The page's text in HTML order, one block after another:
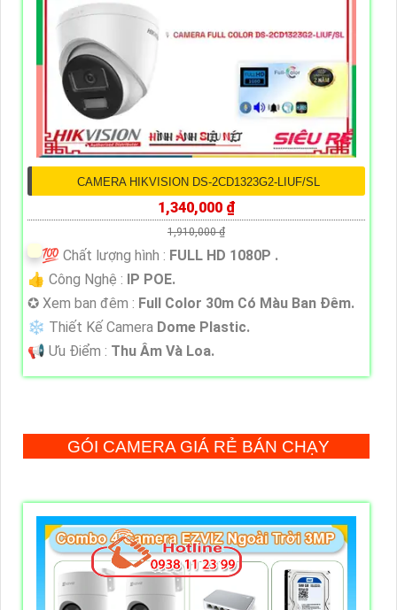
CAMERA HIKVISION DS-2CD1323G2-LIUF/SL
1,340,000 ₫
1,910,000 ₫
💯 Chất lượng hình : FULL HD 1080P .
👍 Công Nghệ : IP POE.
✪ Xem ban đêm : Full Color 30m Có Màu Ban Ðêm.
❄ Thiết Kế Camera Dome Plastic.
️📢 Ưu Điểm : Thu Âm Và Loa.
GÓI CAMERA GIÁ RẺ BÁN CHẠY